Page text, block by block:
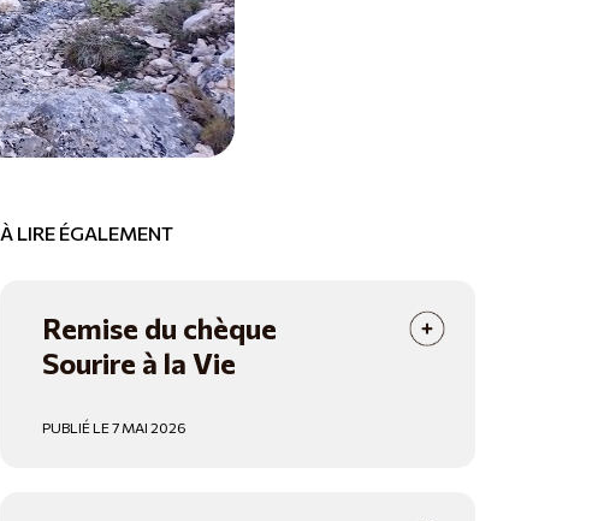
À LIRE ÉGALEMENT
Remise du chèque
Sourire à la Vie
PUBLIÉ LE 7 MAI 2026